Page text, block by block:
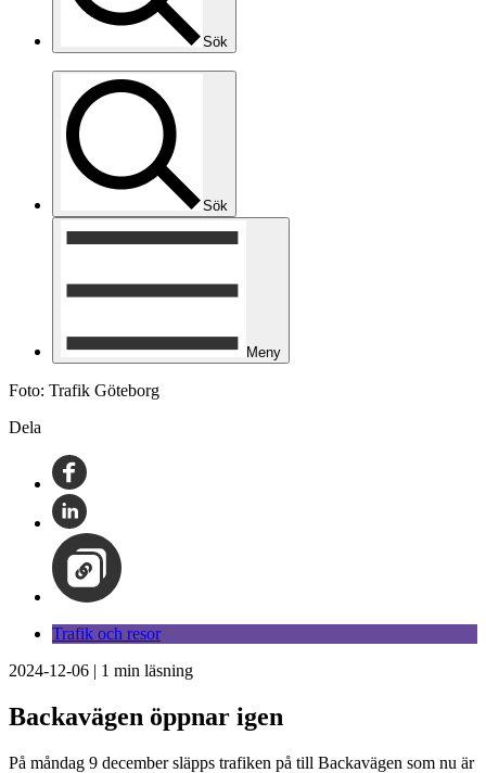
Sök
Sök
Meny
Foto: Trafik Göteborg
Dela
Trafik och resor
2024-12-06 | 1 min läsning
Backavägen öppnar igen
På måndag 9 december släpps trafiken på till Backavägen som nu är